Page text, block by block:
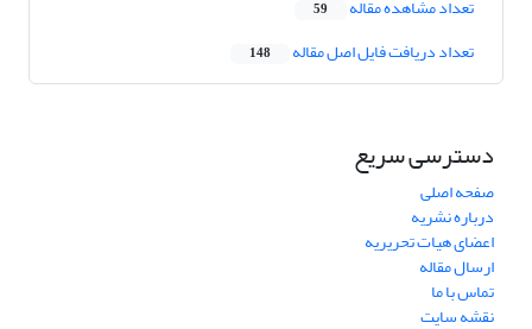
تعداد مشاهده مقاله 59
تعداد دریافت فایل اصل مقاله 148
دسترسی سریع
صفحه اصلی
درباره نشریه
اعضای هیات تحریریه
ارسال مقاله
تماس با ما
نقشه سایت